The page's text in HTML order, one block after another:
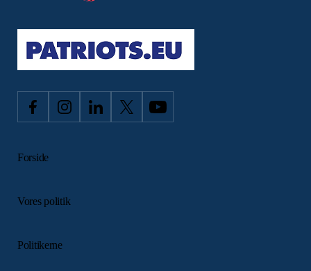
Forside
Vores politik
Politikerne